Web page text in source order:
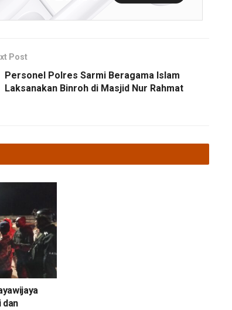
Post
Personel Polres Sarmi Beragama Islam
Laksanakan Binroh di Masjid Nur Rahmat